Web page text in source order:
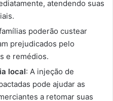
atendendo suas
poderão custear
prejudicados pelo
e remédios.
local: A injeção de
pode ajudar as
a retomar suas